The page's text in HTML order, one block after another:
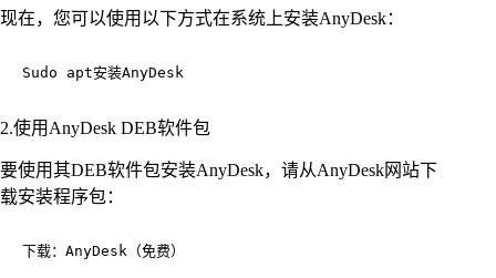
现在，您可以使用以下方式在系统上安装AnyDesk：
Sudo apt安装AnyDesk
2.使用AnyDesk DEB软件包
要使用其DEB软件包安装AnyDesk，请从AnyDesk网站下
载安装程序包：
下载：AnyDesk（免费）